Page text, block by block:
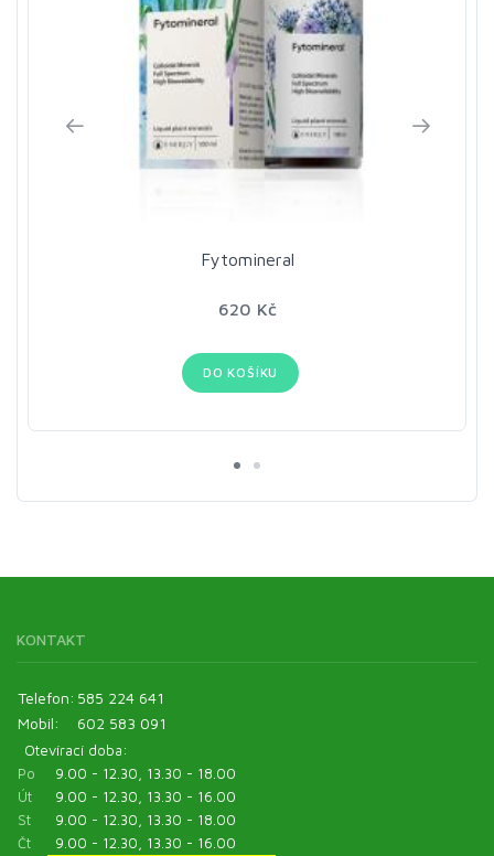
Fytomineral
620 Kč
DO KOŠÍKU
KONTAKT
Telefon: 585 224 641
Mobil:
602 583 091
Otevírací doba:
Po
9.00 - 12.30, 13.30 - 18.00
Út
9.00 - 12.30, 13.30 - 16.00
St
9.00 - 12.30, 13.30 - 18.00
Čt
9.00 - 12.30, 13.30 - 16.00